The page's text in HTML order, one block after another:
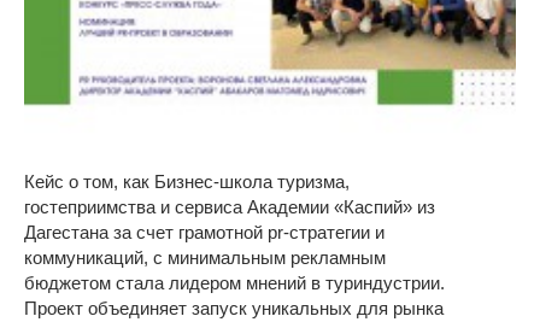
Кейс о том, как Бизнес-школа туризма,
гостеприимства и сервиса Академии «Каспий» из
Дагестана за счет грамотной pr-стратегии и
коммуникаций, с минимальным рекламным
бюджетом стала лидером мнений в туриндустрии.
Проект объединяет запуск уникальных для рынка